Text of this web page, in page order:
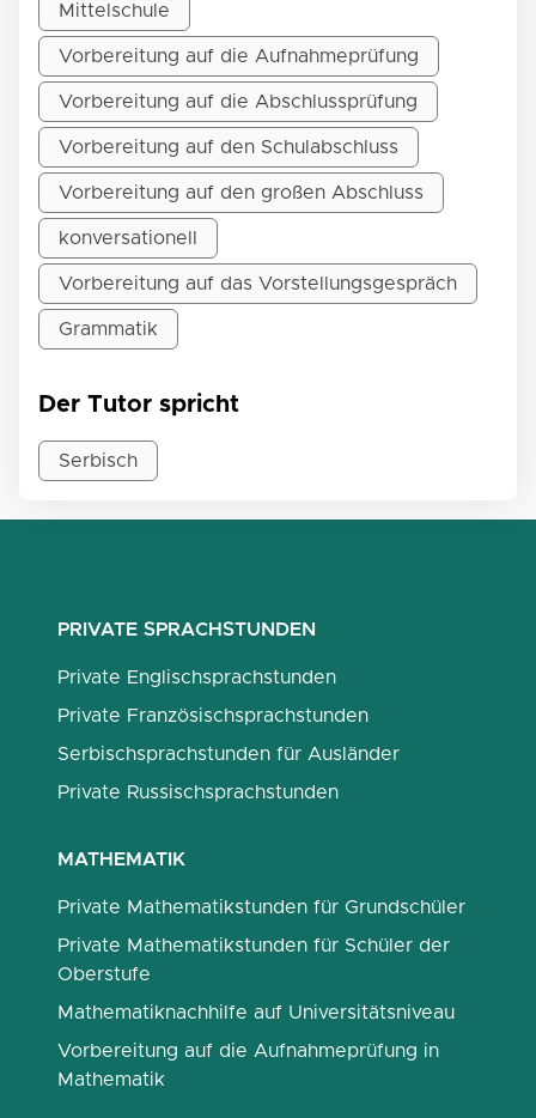
Mittelschule
Vorbereitung auf die Aufnahmeprüfung
Vorbereitung auf die Abschlussprüfung
Vorbereitung auf den Schulabschluss
Vorbereitung auf den großen Abschluss
konversationell
Vorbereitung auf das Vorstellungsgespräch
Grammatik
Der Tutor spricht
Serbisch
PRIVATE SPRACHSTUNDEN
Private Englischsprachstunden
Private Französischsprachstunden
Serbischsprachstunden für Ausländer
Private Russischsprachstunden
MATHEMATIK
Private Mathematikstunden für Grundschüler
Private Mathematikstunden für Schüler der
Oberstufe
Mathematiknachhilfe auf Universitätsniveau
Vorbereitung auf die Aufnahmeprüfung in
Mathematik